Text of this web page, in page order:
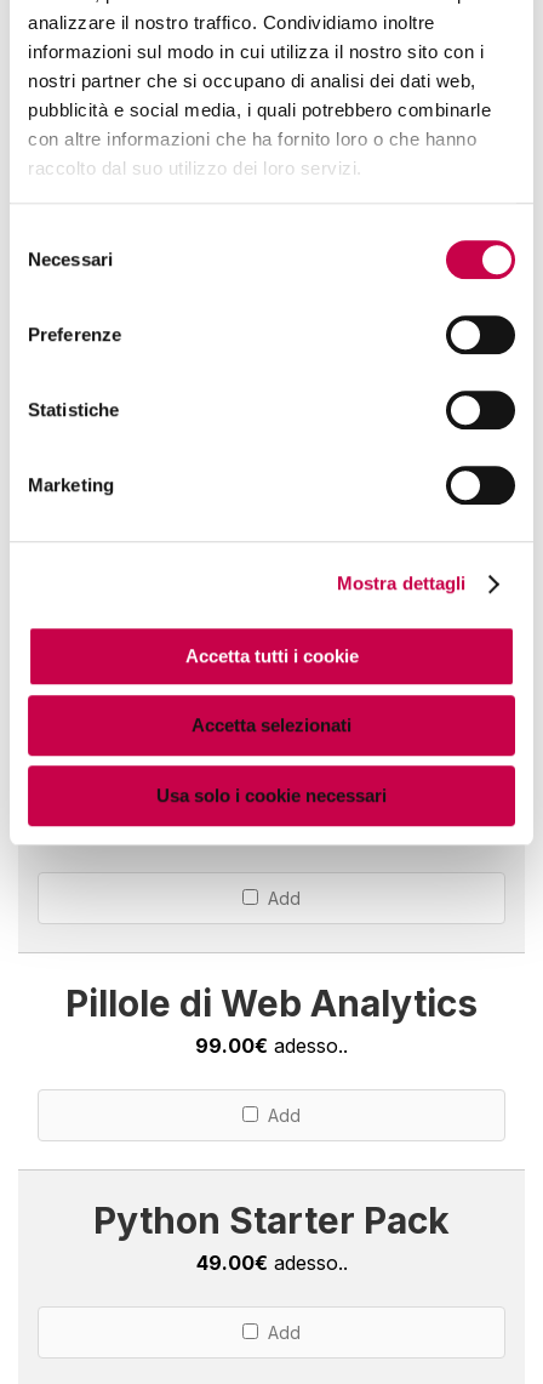
analizzare il nostro traffico. Condividiamo inoltre
informazioni sul modo in cui utilizza il nostro sito con i
nostri partner che si occupano di analisi dei dati web,
pubblicità e social media, i quali potrebbero combinarle
con altre informazioni che ha fornito loro o che hanno
raccolto dal suo utilizzo dei loro servizi.
delNecessari
Preferenze
Statistiche
Marketing
Mostra dettagli
Accetta tutti i cookie
Accetta selezionati
Usa solo i cookie necessari
Web Analytics - La
strategia di misurazione
69.00€adesso..
Google Tag Manager
Data Viz Strategy
Add
Leggere i dati
97.00€adesso..
Add
Pillole di Web Analytics
99.00€ adesso..
Add
Python Starter Pack
49.00€ adesso..
Add